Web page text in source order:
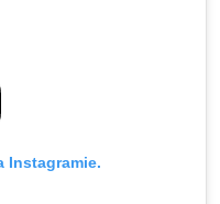
Instagramie.